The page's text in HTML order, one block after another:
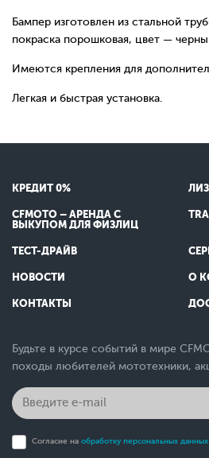
Бампер изготовлен из стальной
покраска порошковая, цвет —
Имеются крепления для
Легкая и быстрая установка.
КРЕДИТ 0%
CFMOTO – АРЕНДА С
ВЫКУПОМ ДЛЯ ФИЗЛИЦ
ТЕСТ-ДРАЙВ
НОВОСТИ О
КОНТАКТЫ
Будьте в курсе событий в мире
походы любителей мототехники,
Согласие на обработку персональных данных